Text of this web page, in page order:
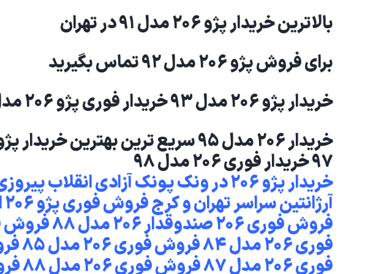
بالاترین خریدار پژو ۲۰۶ مدل ۹۱ در تهران
برای فروش پژو ۲۰۶ مدل ۹۲ تماس بگیرید
خریدار پژو ۲۰۶ مدل ۹۳ خریدار فوری پژو ۲۰۶ مدل ۹۴ افراد پول لازم فوری
۹۷ خریدار فوری ۲۰۶ مدل ۹۸
خریدار پژو ۲۰۶ در ونک پونک آزادی
آرژانتین سراسر تهران و کرج فروش فوری پژو ۲۰۶ اتومات